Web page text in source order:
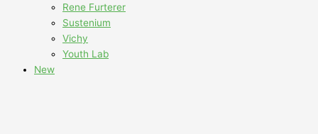
Rene Furterer
Sustenium
Vichy
Youth Lab
New